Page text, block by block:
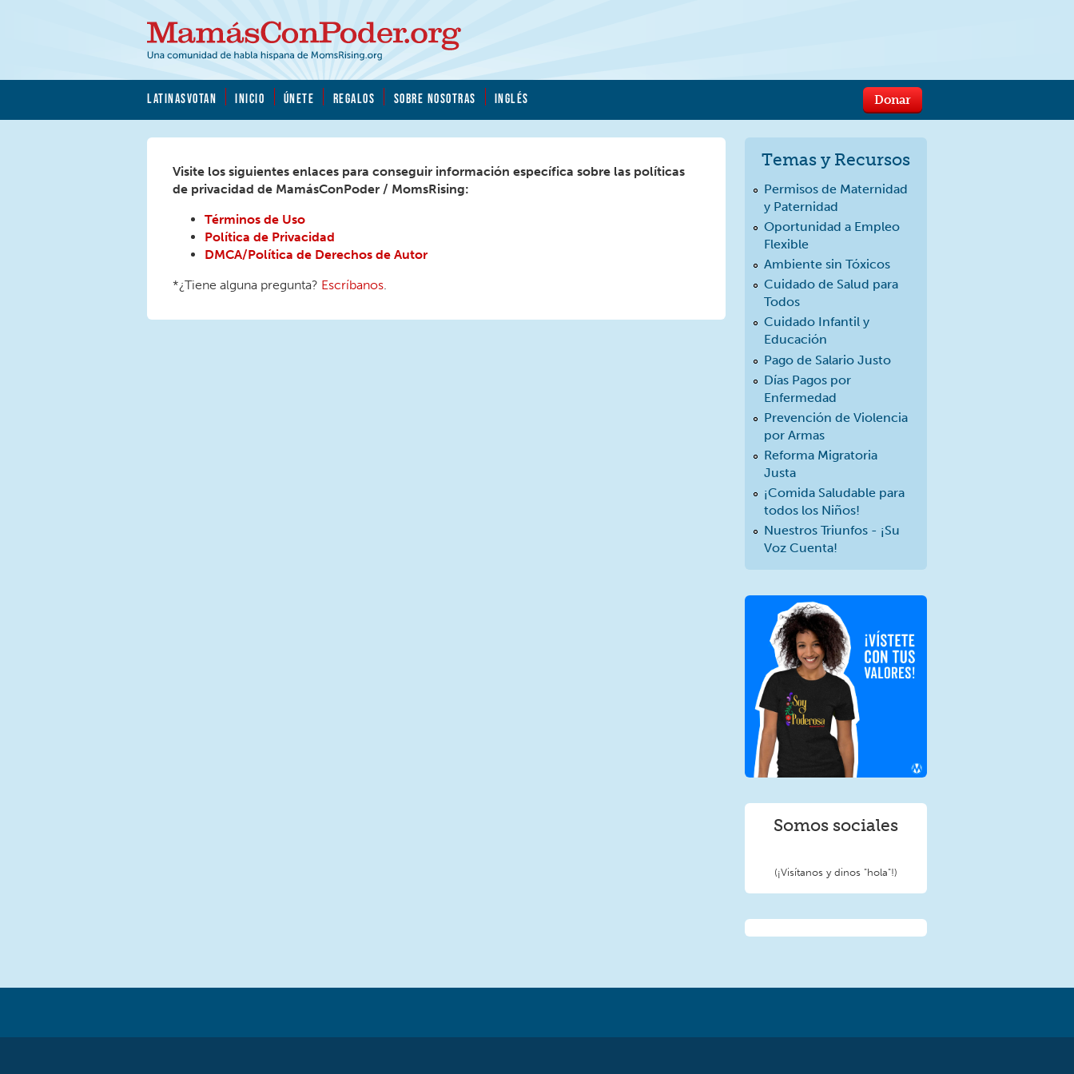
MamásConPoder.org
LATINASVOTAN INICIO ÚNETE REGALOS SOBRE NOSOTRAS INGLÉS Donar
Visite los siguientes enlaces para conseguir información específica sobre las políticas
de privacidad de MamásConPoder / MomsRising:
Términos de Uso
Política de Privacidad
DMCA/Política de Derechos de Autor
*¿Tiene alguna pregunta? Escríbanos.
Temas y Recursos
Permisos de Maternidad
y Paternidad
Oportunidad a Empleo
Flexible
Ambiente sin Tóxicos
Cuidado de Salud para
Todos
Cuidado Infantil y
Educación
Pago de Salario Justo
Días Pagos por
Enfermedad
Prevención de Violencia
por Armas
Reforma Migratoria
Justa
¡Comida Saludable para
todos los Niños!
Nuestros Triunfos - ¡Su
Voz Cuenta!
Somos sociales
(¡Visítanos y dinos "hola"!)